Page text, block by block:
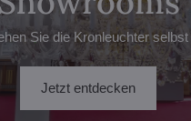
Sie die Kronleuchter selbst
Jetzt entdecken